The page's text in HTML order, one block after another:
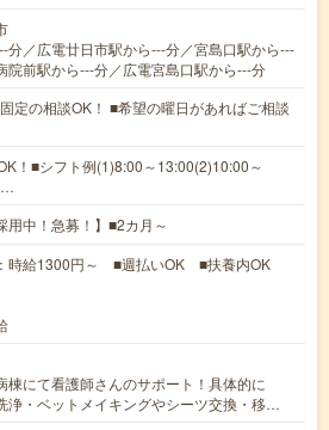
分／広電廿日市駅から---分／宮島口駅から---
院前駅から---分／広電宮島口駅から---分
定の相談OK！ ■希望の曜日があればご相談
！■シフト例(1)8:00～13:00(2)10:00～
用中！急募！】■2カ月～
時給1300円～ ■週払いOK ■扶養内OK
にて看護師さんのサポート！具体的に
浄・ベットメイキングやシーツ交換・移…